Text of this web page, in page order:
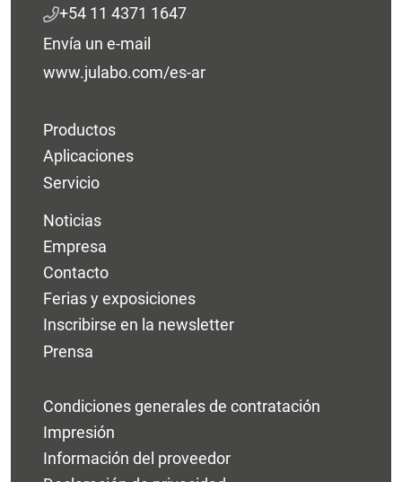
+54 11 4371 1647
Envía un e-mail
www.julabo.com/es-ar
Productos
Aplicaciones
Servicio
Noticias
Empresa
Contacto
Ferias y exposiciones
Inscribirse en la newsletter
Prensa
Condiciones generales de contratación
Impresión
Información del proveedor